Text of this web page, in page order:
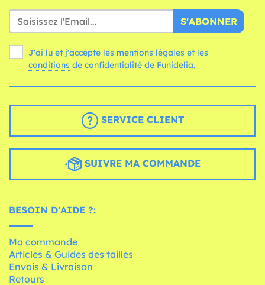
S'ABONNER
J'ai lu et j'accepte les mentions légales et les
conditions de confidentialité de Funidelia.
SERVICE CLIENT
SUIVRE MA COMMANDE
BESOIN D'AIDE ?:
Ma commande
Articles & Guides des tailles
Envois & Livraison
Retours